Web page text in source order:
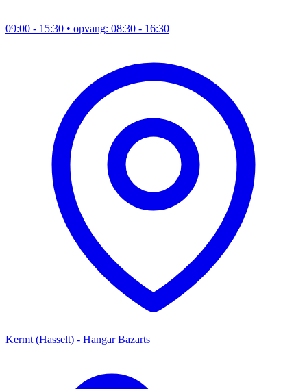
09:00 - 15:30 • opvang: 08:30 - 16:30
Kermt (Hasselt) - Hangar Bazarts